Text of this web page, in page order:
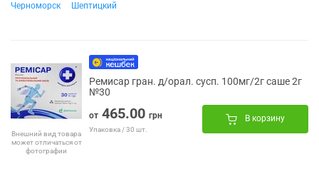
Черноморск
Шептицкий
Внешний вид товара
может отличаться от
фотографии
Ремисар гран. д/орал. сусп. 100мг/2г саше 2г
№30
от 465.00 грн
Упаковка / 30 шт.
В корзину